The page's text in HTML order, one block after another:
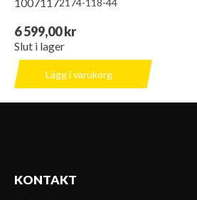
2174-118-44
6 599,00 kr
Slut i lager
Lägg i varukorg
KONTAKT